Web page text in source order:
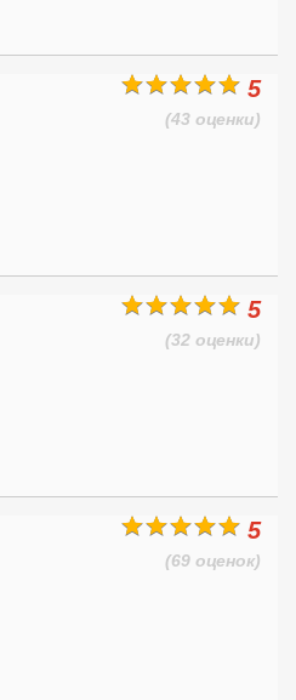
5
(43 оценки)
5
(32 оценки)
5
(69 оценок)